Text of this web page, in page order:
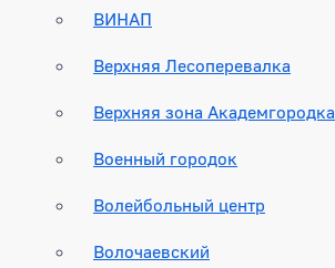
ВИНАП
Верхняя Лесоперевалка
Верхняя зона Академгородка
Военный городок
Волейбольный центр
Волочаевский